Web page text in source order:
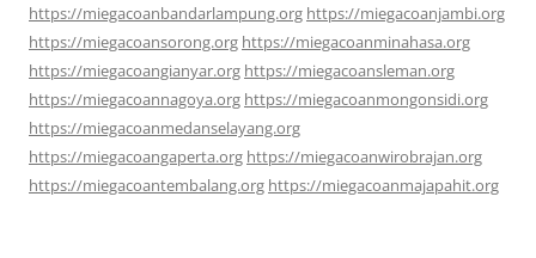
https://miegacoanbandarlampung.org https://miegacoanjambi.org
https://miegacoansorong.org https://miegacoanminahasa.org
https://miegacoangianyar.org https://miegacoansleman.org
https://miegacoannagoya.org https://miegacoanmongonsidi.org
https://miegacoanmedanselayang.org
https://miegacoangaperta.org https://miegacoanwirobrajan.org
https://miegacoantembalang.org https://miegacoanmajapahit.org